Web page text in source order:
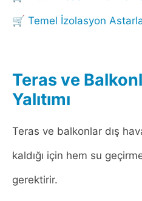
🛒 Temel İzolasyon
Teras ve
Yalıtımı
Teras ve balkonlar dış
kaldığı için hem su
gerektirir.